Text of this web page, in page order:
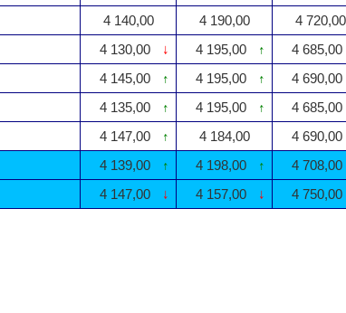
4 140,00 4 190,00 4 720,00
4 130,00 ↓ 4 195,00 ↑ 4 685,00
4 145,00 ↑ 4 195,00 ↑ 4 690,00
4 135,00 ↑ 4 195,00 ↑ 4 685,00
4 147,00 ↑ 4 184,00 4 690,00
4 139,00 ↑ 4 198,00 ↑ 4 708,00
4 147,00 ↓ 4 157,00 ↓ 4 750,00